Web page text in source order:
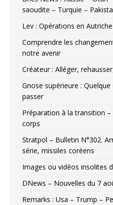
saoudite – Turquie –
Lev : Opérations en Autriche
Comprendre les
notre avenir
Créateur : Alléger,
Gnose supérieure :
passer
Préparation à la transition
corps
Stratpol – Bulletin N°302.
série, missiles coréens
Images ou vidéos insolites
DNews – Nouvelles du 7
Remarks : Usa – Trump –